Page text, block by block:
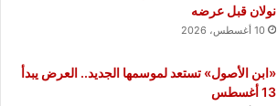
نولان قبل عرضه
10 أغسطس، 2026
«ابن الأصول» تستعد لموسمها الجديد.. العرض يبدأ
13 أغسطس